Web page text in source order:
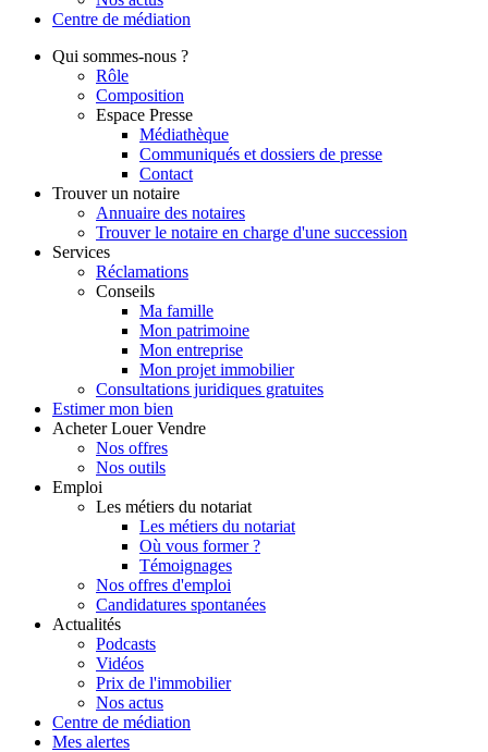
Centre de médiation
Qui sommes-nous ?
Rôle
Composition
Espace Presse
Médiathèque
Communiqués et dossiers de presse
Contact
Trouver un notaire
Annuaire des notaires
Trouver le notaire en charge d'une succession
Services
Réclamations
Conseils
Ma famille
Mon patrimoine
Mon entreprise
Mon projet immobilier
Consultations juridiques gratuites
Estimer mon bien
Acheter Louer Vendre
Nos offres
Nos outils
Emploi
Les métiers du notariat
Les métiers du notariat
Où vous former ?
Témoignages
Nos offres d'emploi
Candidatures spontanées
Actualités
Podcasts
Vidéos
Prix de l'immobilier
Nos actus
Centre de médiation
Mes alertes